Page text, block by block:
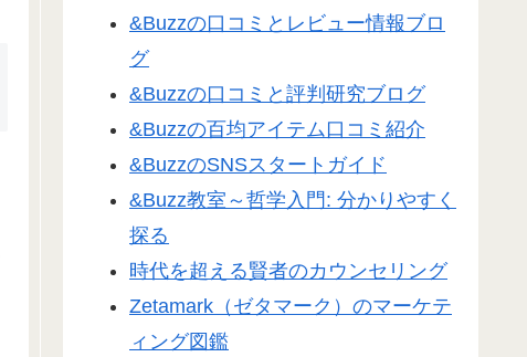
&Buzzの口コミとレビュー情報ブロ
グ
&Buzzの口コミと評判研究ブログ
&Buzzの百均アイテム口コミ紹介
&BuzzのSNSスタートガイド
&Buzz教室～哲学入門: 分かりやすく
探る
時代を超える賢者のカウンセリング
Zetamark（ゼタマーク）のマーケテ
ィング図鑑